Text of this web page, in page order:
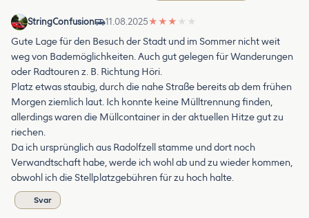
StringConfusion 11.08.2025★ ★ ★ ★ ★
Gute Lage für den Besuch der Stadt und im Sommer nicht weit
weg von Bademöglichkeiten. Auch gut gelegen für Wanderungen
oder Radtouren z. B. Richtung Höri.
Platz etwas staubig, durch die nahe Straße bereits ab dem frühen
Morgen ziemlich laut. Ich konnte keine Mülltrennung finden,
allerdings waren die Müllcontainer in der aktuellen Hitze gut zu
riechen.
Da ich ursprünglich aus Radolfzell stamme und dort noch
Verwandtschaft habe, werde ich wohl ab und zu wieder kommen,
obwohl ich die Stellplatzgebühren für zu hoch halte.
Svar